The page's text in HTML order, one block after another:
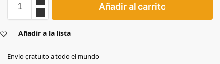
Añadir al carrito
Añadir a la lista
Envío gratuito a todo el mundo